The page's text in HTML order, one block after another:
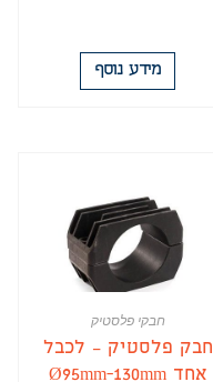
מידע נוסף
חבקי פלסטיק
חבק פלסטיק – לכבל
אחד Ø95mm-130mm